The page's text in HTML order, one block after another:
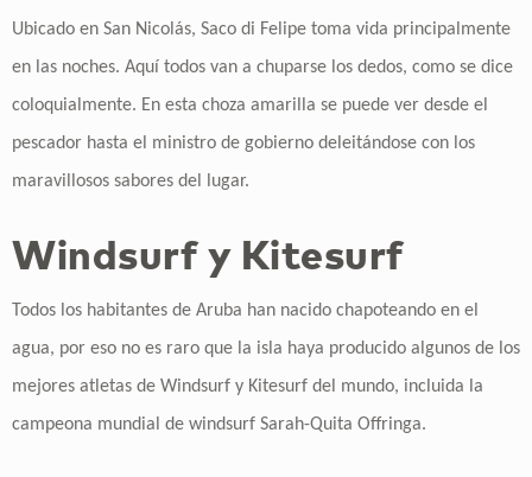
Ubicado en San Nicolás, Saco di Felipe toma vida principalmente
en las noches. Aquí todos van a chuparse los dedos, como se dice
coloquialmente. En esta choza amarilla se puede ver desde el
pescador hasta el ministro de gobierno deleitándose con los
maravillosos sabores del lugar.
Windsurf y Kitesurf
Todos los habitantes de Aruba han nacido chapoteando en el
agua, por eso no es raro que la isla haya producido algunos de los
mejores atletas de Windsurf y Kitesurf del mundo, incluida la
campeona mundial de windsurf Sarah-Quita Offringa.